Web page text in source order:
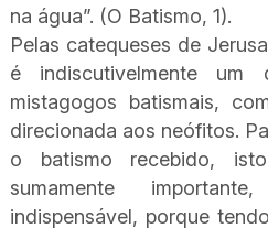
na água”. (O Batismo, 1).
Pelas catequeses de
é indiscutivelmente um
mistagogos batismais,
direcionada aos neófitos.
o batismo recebido,
sumamente
indispensável, porque